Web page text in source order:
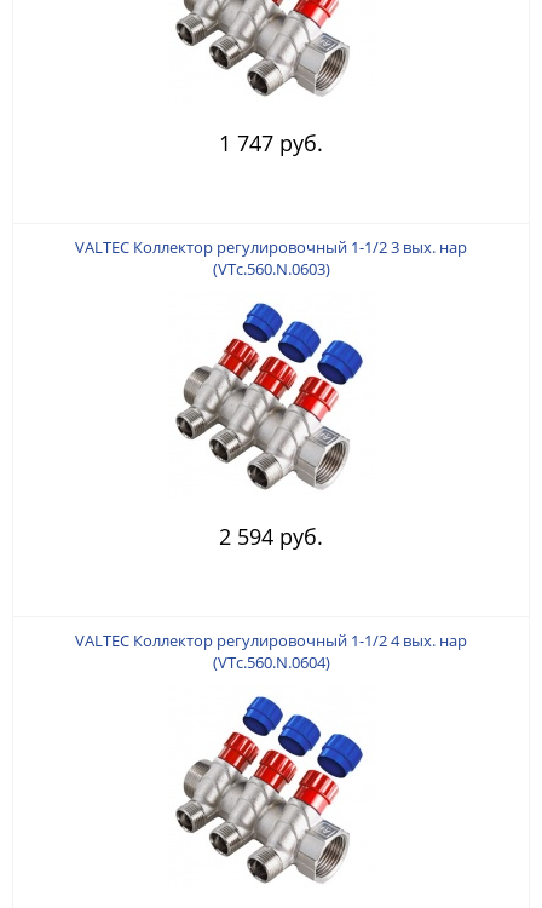
1 747 руб.
VALTEC Коллектор регулировочный 1-1/2 3 вых. нар
(VTc.560.N.0603)
2 594 руб.
VALTEC Коллектор регулировочный 1-1/2 4 вых. нар
(VTc.560.N.0604)